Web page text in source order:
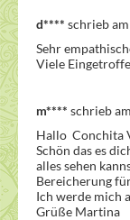
d**** schrieb
Sehr
Viele
m**** schrieb
Hallo  Conchita
Schön das es
alles sehen
Bereicherung
Ich werde mich
Grüße Martina